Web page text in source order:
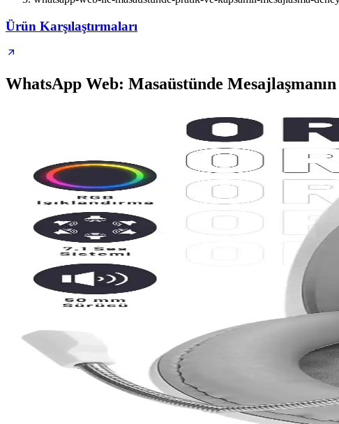
Ürün Karşılaştırmaları
WhatsApp Web: Masaüstünde